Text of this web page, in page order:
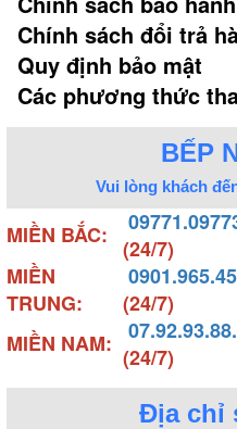
Chính sách đổi trả
Quy định bảo mật
Các phương thức
BẾP
Vui lòng khách
MIỀN BẮC: (24/7)
MIỀN
TRUNG:
(24/7)
MIỀN NAM: (24/7)
Địa chỉ